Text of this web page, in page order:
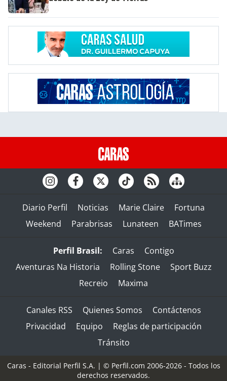
Diario Perfil Noticias Marie Claire
Fortuna
Weekend
Parabrisas Lunateen BATimes
Perfil Brasil: Caras
Contigo
Aventuras Na Historia
Rolling Stone
Sport Buzz
Recreio
Maxima
Canales RSS Quienes Somos
Contáctenos
Privacidad
Equipo
Reglas de participación
Tránsito
Caras - Editorial Perfil S.A. | © Perfil.com 2006-2026 - Todos los
derechos reservados.